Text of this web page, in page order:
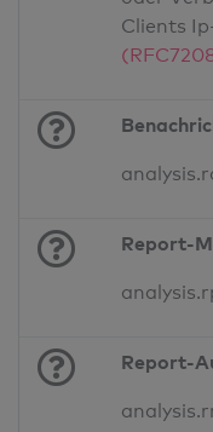
Clients
Report-
Report-